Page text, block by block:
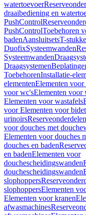
watertoevoer
draaibediening en
PushControl
PushControlToebehoren
badenAansluitsetsT-
DuofixSysteemwanden
Systeemwanden
Draagsystemen
ToebehorenInstallatie-
elementenElementen voor
voor wc'sElementen voor
Elementen voor wastafels
voor Elementen voor
urinoirs
voor douches met
Elementen voor douches
douches en baden
en badenElementen voor
douchescheidingswanden
douchescheidingswanden
slophoppers
slophoppersElementen
Elementen voor kranen
afwasmachines